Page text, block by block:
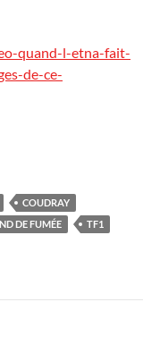
quand-l-etna-fait-
de-ce-
» de l’Etna sur TF1
COUDRAY
DE FUMÉE
TF1